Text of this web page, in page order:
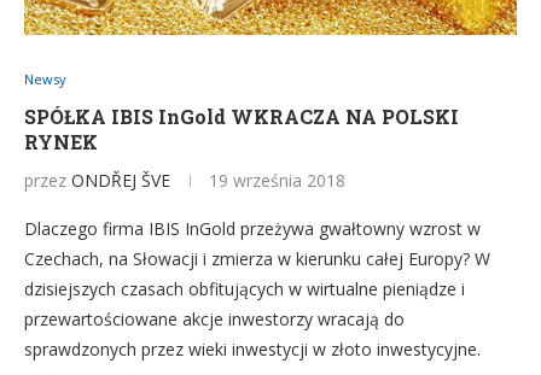
Newsy
SPÓŁKA IBIS InGold WKRACZA NA POLSKI
RYNEK
przez ONDŘEJ ŠVE 19 września 2018
Dlaczego firma IBIS InGold przeżywa gwałtowny wzrost w
Czechach, na Słowacji i zmierza w kierunku całej Europy? W
dzisiejszych czasach obfitujących w wirtualne pieniądze i
przewartościowane akcje inwestorzy wracają do
sprawdzonych przez wieki inwestycji w złoto inwestycyjne.